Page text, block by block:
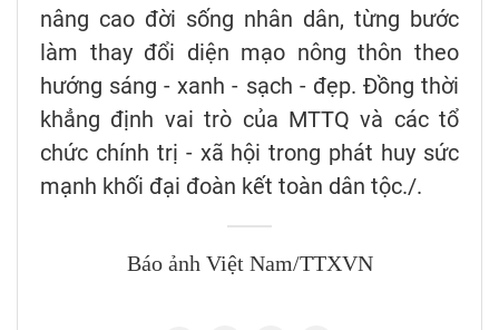
nâng cao đời sống nhân dân, từng bước
làm thay đổi diện mạo nông thôn theo
hướng sáng - xanh - sạch - đẹp. Đồng thời
khẳng định vai trò của MTTQ và các tổ
chức chính trị - xã hội trong phát huy sức
mạnh khối đại đoàn kết toàn dân tộc./.
Báo ảnh Việt Nam/TTXVN